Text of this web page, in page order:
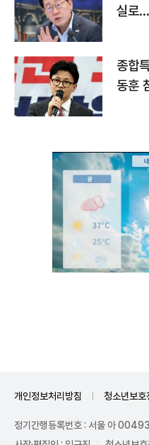
실로
종합
동훈
개인정보처리방침 청소년보호
정기간행등록번호 : 서울 아 00493